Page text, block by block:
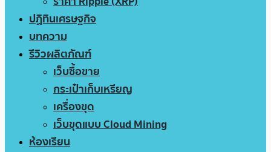
ปฏิทินเศรษฐกิจ
บทความ
รีวิวผลิตภัณฑ์
เว็บซื้อขาย
กระเป๋าเก็บเหรียญ
เครื่องขุด
เว็บขุดแบบ Cloud Mining
ห้องเรียน